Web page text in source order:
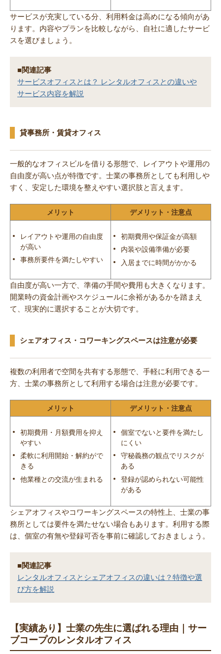
サービスが充実している分、利用料金は高めになる傾向があ
ります。内容やプランを比較しながら、自社に適したサービ
スを選びましょう。
■関連記事
サービスオフィスとは？ レンタルオフィスとの違いや
サービス内容を解説
貸事務所・賃貸オフィス
一般的なオフィスビルを借りる形態で、レイアウトや運用の
自由度が高い点が特徴です。士業の事務所としても利用しや
すく、安定した環境を整えやすい選択肢と言えます。
メリット デメリット・注意点
レイアウトや運用の自由度
が高い
事務所要件を満たしやすい
初期費用や保証金が高額
内装や設備準備が必要
入居までに時間がかかる
自由度が高い一方で、準備の手間や費用も大きくなります。
開業時の資金計画やスケジュールに余裕があるかを踏まえ
て、現実的に選択することが大切です。
シェアオフィス・コワーキングスペースは注意が必要
複数の利用者で空間を共有する形態で、手軽に利用できる一
方、士業の事務所として利用する場合は注意が必要です。
メリット デメリット・注意点
初期費用・月額費用を抑え
やすい
柔軟に利用開始・解約がで
きる
他業種との交流が生まれる
個室でないと要件を満たし
にくい
守秘義務の観点でリスクが
ある
登録が認められない可能性
がある
シェアオフィスやコワーキングスペースの特性上、士業の事
務所としては要件を満たせない場合もあります。利用する際
は、個室の有無や登録可否を事前に確認しておきましょう。
■関連記事
レンタルオフィスとシェアオフィスの違いは？特徴や選
び方を解説
【実績あり】士業の先生に選ばれる理由｜サー
ブコープのレンタルオフィス